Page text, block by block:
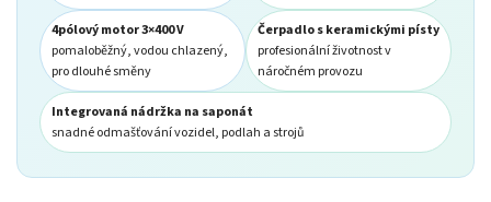
4pólový motor 3×400 V
pomaloběžný, vodou chlazený,
pro dlouhé směny
Čerpadlo s keramickými písty
profesionální životnost v
náročném provozu
Integrovaná nádržka na saponát
snadné odmašťování vozidel, podlah a strojů